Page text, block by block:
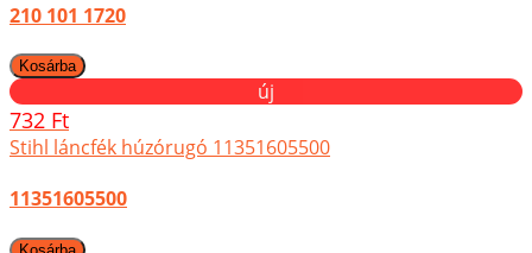
210 101 1720
új
732 Ft
Stihl láncfék húzórugó 11351605500
11351605500